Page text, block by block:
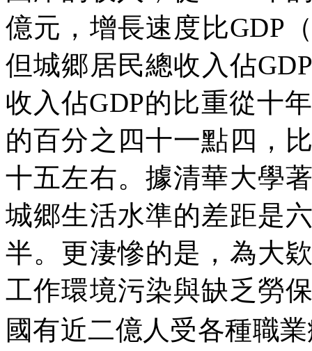
億元，增長速度比GDP
但城郷居民總收入佔
收入佔GDP的比重從十
的百分之四十一點四，
十五左右。據清華大學
城郷生活水準的差距是
半。更淒慘的是，為大
工作環境污染與缺乏勞
國有近二億人受各種職